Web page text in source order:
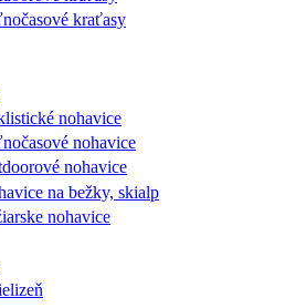
kraťasy
nohavice
nohavice
nohavice
na bežky, skialp
nohavice